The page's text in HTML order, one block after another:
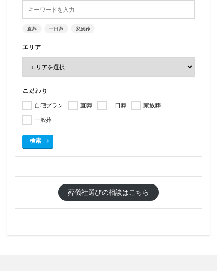
直葬 一日葬 家族葬
エリア
こだわり
自宅プラン 直葬 一日葬
家族葬
一般葬
検索
葬儀社選びの相談はこちら